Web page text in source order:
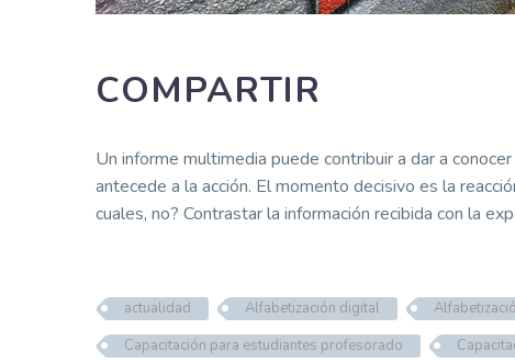
COMPARTIR
Un informe multimedia puede contribuir a dar a
antecede a la acción. El momento decisivo es la
cuales, no? Contrastar la información recibida con la
actualidad Alfabetización digital
Capacitación para estudiantes profesorado